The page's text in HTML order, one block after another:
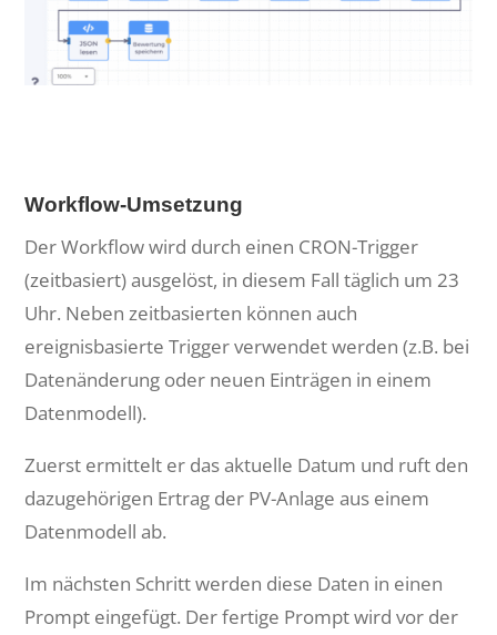
Workflow-Umsetzung
Der Workflow wird durch einen CRON-Trigger
(zeitbasiert) ausgelöst, in diesem Fall täglich um 23
Uhr. Neben zeitbasierten können auch
ereignisbasierte Trigger verwendet werden (z.B. bei
Datenänderung oder neuen Einträgen in einem
Datenmodell).
Zuerst ermittelt er das aktuelle Datum und ruft den
dazugehörigen Ertrag der PV-Anlage aus einem
Datenmodell ab.
Im nächsten Schritt werden diese Daten in einen
Prompt eingefügt. Der fertige Prompt wird vor der